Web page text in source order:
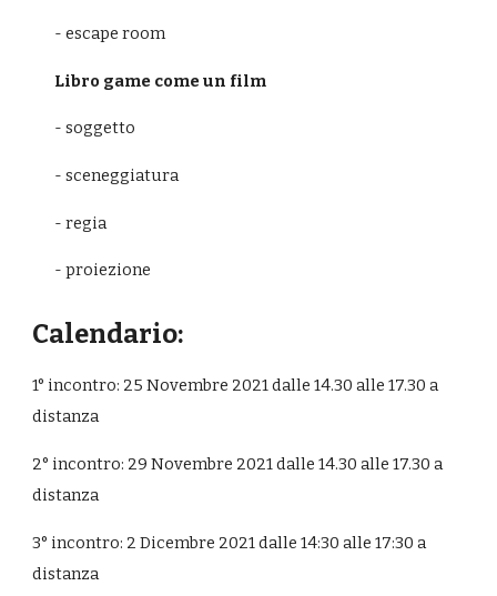
- escape room
Libro game come un film
- soggetto
- sceneggiatura
- regia
- proiezione
Calendario:
1° incontro: 25 Novembre 2021 dalle 14.30 alle 17.30 a
distanza
2° incontro: 29 Novembre 2021 dalle 14.30 alle 17.30 a
distanza
3° incontro: 2 Dicembre 2021 dalle 14:30 alle 17:30 a
distanza